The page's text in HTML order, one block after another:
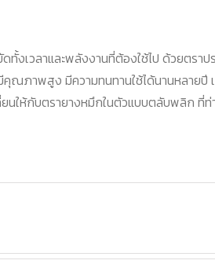
งเวลาและพลังงานที่ต้องใช้ไป ด้วยตราป
ณภาพสูง มีความทนทานใช้ได้นานหลายปี
นให้กับตรายางหมึกในตัวแบบตลับพลิก ที่ท่